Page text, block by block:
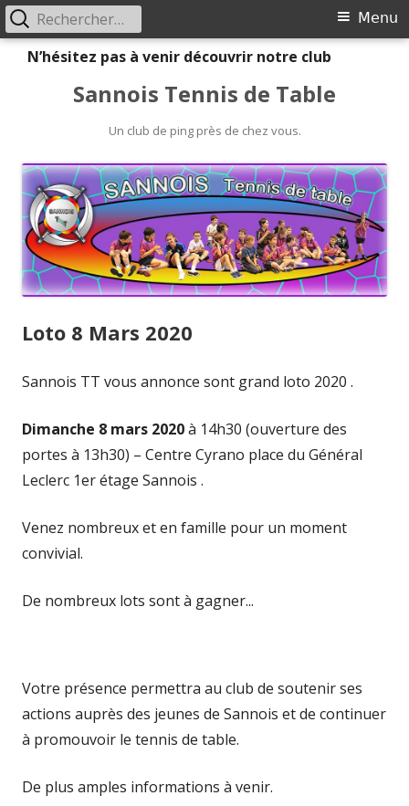
N’hésitez pas à venir découvrir notre club
Sannois Tennis de Table
Un club de ping près de chez vous.
Primary
Menu
Menu
Rechercher :
Loto 8 Mars 2020
Sannois TT vous annonce sont grand loto 2020 .
Dimanche 8 mars 2020à 14h30 (ouverture des
portes à 13h30) – Centre Cyrano place du Général
Leclerc 1er étage Sannois .
Venez nombreux et en famille pour un moment
convivial.
De nombreux lots sont à gagner...
Votre présence permettra au club de soutenir ses
actions auprès des jeunes de Sannois et de continuer
à promouvoir le tennis de table.
De plus amples informations à venir.